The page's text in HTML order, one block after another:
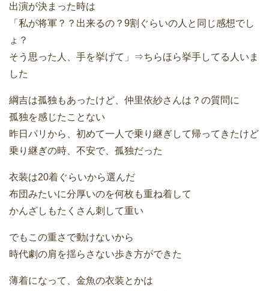
出演が決まった時は
「私が将軍？？出来るの？9割ぐらいの人と同じ感想でし
ょ？
そう思った人、手を挙げて」⇒ちらほら挙手してる人いま
した
綱吉は孤独もあったけど、仲里依紗さんは？の質問に
孤独を感じたことない
昨日パリから、初めて一人で乗り継ぎして帰ってきたけど
乗り継ぎの時、不安で、孤独だった
衣装は20着ぐらいから選んだ
布団みたいに分厚いのを何枚も重ね着して
かんざしもたくさん刺して重い
でもこの重さで動けないから
時代劇の肩を揺らさない歩き方ができた
薄着になって、金魚の衣装とかは